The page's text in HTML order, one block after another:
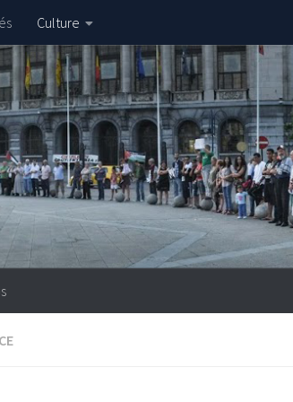
Culture